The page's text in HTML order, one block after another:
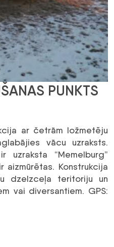
PUNKTS
ar četrām ložmetēju
vācu uzraksts.
“Memelburg”
aizmūrētas. Konstrukcija
dzelzceļa teritoriju un
vai diversantiem. GPS: